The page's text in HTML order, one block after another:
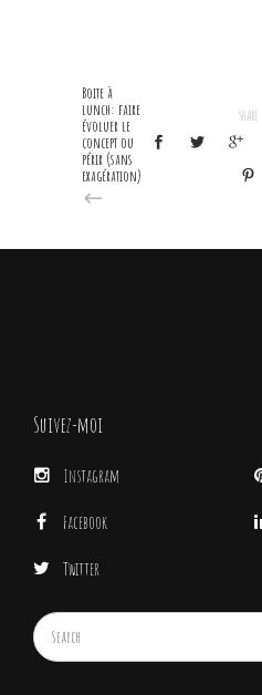
Boite à
lunch: faire
évoluer le
concept ou
périr (sans
exagération)
SHARE
Suivez-moi
Instagram
Facebook
Twitter